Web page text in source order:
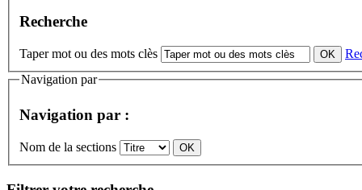
Recherche
Taper mot ou des mots clès
Navigation par
Navigation par :
Nom de la sections